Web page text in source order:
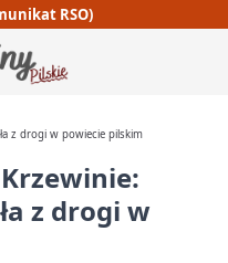
RSO)
z drogi w powiecie pilskim
z drogi w